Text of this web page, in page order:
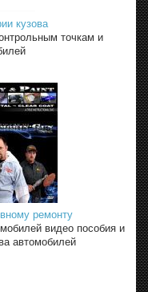
кузова
точкам и
ремонту
видео пособия и
автомобилей